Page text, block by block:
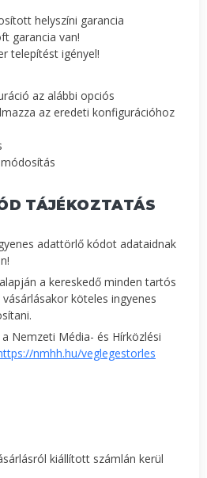
helyszíni garancia
garancia van!
telepítést igényel!
az alábbi opciós
az eredeti konfigurációhoz
TÁJÉKOZTATÁS
adattörlő kódot adataidnak
a kereskedő minden tartós
köteles ingyenes
Nemzeti Média- és Hírközlési
nmhh.hu/veglegestorles
kiállított számlán kerül